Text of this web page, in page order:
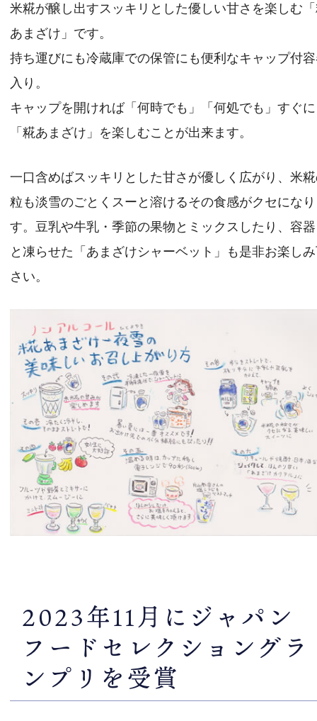
トップページ
新着情報
商品案内
会社概要
片山ポリシー
取扱店情報
メディア掲載実績
特定商取引法に基づく表記
お支払い方法
カートをみる
米糀が醸し出すスッキリとした優しい甘さを楽しむ
あまざけ」です。
持ち運びにも冷蔵庫での保管にも便利なキャップ付
入り。
キャップを開ければ「何時でも」「何処でも」すぐに
「糀あまざけ」を楽しむことが出来ます。
一口含めばスッキリとした甘さが優しく広がり、米
粒も淡雪のごとくスーと溶けるその食感がクセにな
す。豆乳や牛乳・季節の果物とミックスしたり、容
と凍らせた「あまざけシャーベット」も是非お楽し
さい。
2023年11月にジャパン
フードセレクショングラ
ンプリを受賞